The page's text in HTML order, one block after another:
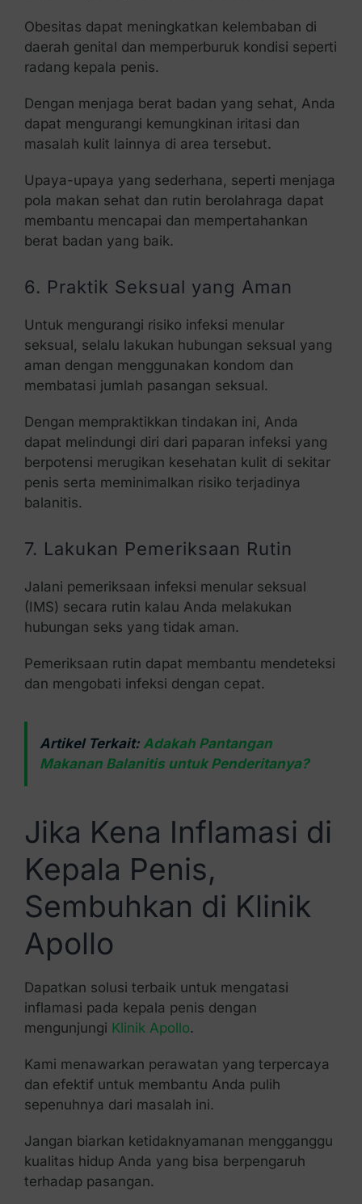
Obesitas dapat meningkatkan kelembaban di
daerah genital dan memperburuk kondisi seperti
radang kepala penis.
Dengan menjaga berat badan yang sehat, Anda
dapat mengurangi kemungkinan iritasi dan
masalah kulit lainnya di area tersebut.
Upaya-upaya yang sederhana, seperti menjaga
pola makan sehat dan rutin berolahraga dapat
membantu mencapai dan mempertahankan
berat badan yang baik.
6. Praktik Seksual yang Aman
Untuk mengurangi risiko infeksi menular
seksual, selalu lakukan hubungan seksual yang
aman dengan menggunakan kondom dan
membatasi jumlah pasangan seksual.
Dengan mempraktikkan tindakan ini, Anda
dapat melindungi diri dari paparan infeksi yang
berpotensi merugikan kesehatan kulit di sekitar
penis serta meminimalkan risiko terjadinya
balanitis.
7. Lakukan Pemeriksaan Rutin
Jalani pemeriksaan infeksi menular seksual
(IMS) secara rutin kalau Anda melakukan
hubungan seks yang tidak aman.
Pemeriksaan rutin dapat membantu mendeteksi
dan mengobati infeksi dengan cepat.
Artikel Terkait: Adakah Pantangan
Makanan Balanitis untuk Penderitanya?
Jika Kena Inflamasi di
Kepala Penis,
Sembuhkan di Klinik
Apollo
Dapatkan solusi terbaik untuk mengatasi
inflamasi pada kepala penis dengan
mengunjungi Klinik Apollo.
Kami menawarkan perawatan yang terpercaya
dan efektif untuk membantu Anda pulih
sepenuhnya dari masalah ini.
Jangan biarkan ketidaknyamanan mengganggu
kualitas hidup Anda yang bisa berpengaruh
terhadap pasangan.